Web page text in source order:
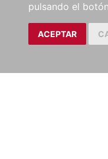
pulsando el
ACEPTAR